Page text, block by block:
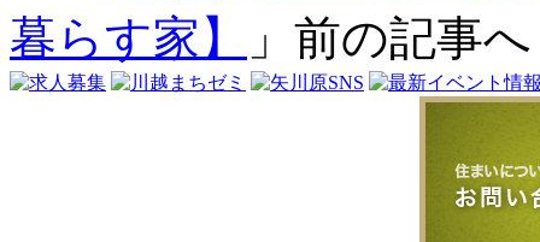
暮らす家】
」前の記事